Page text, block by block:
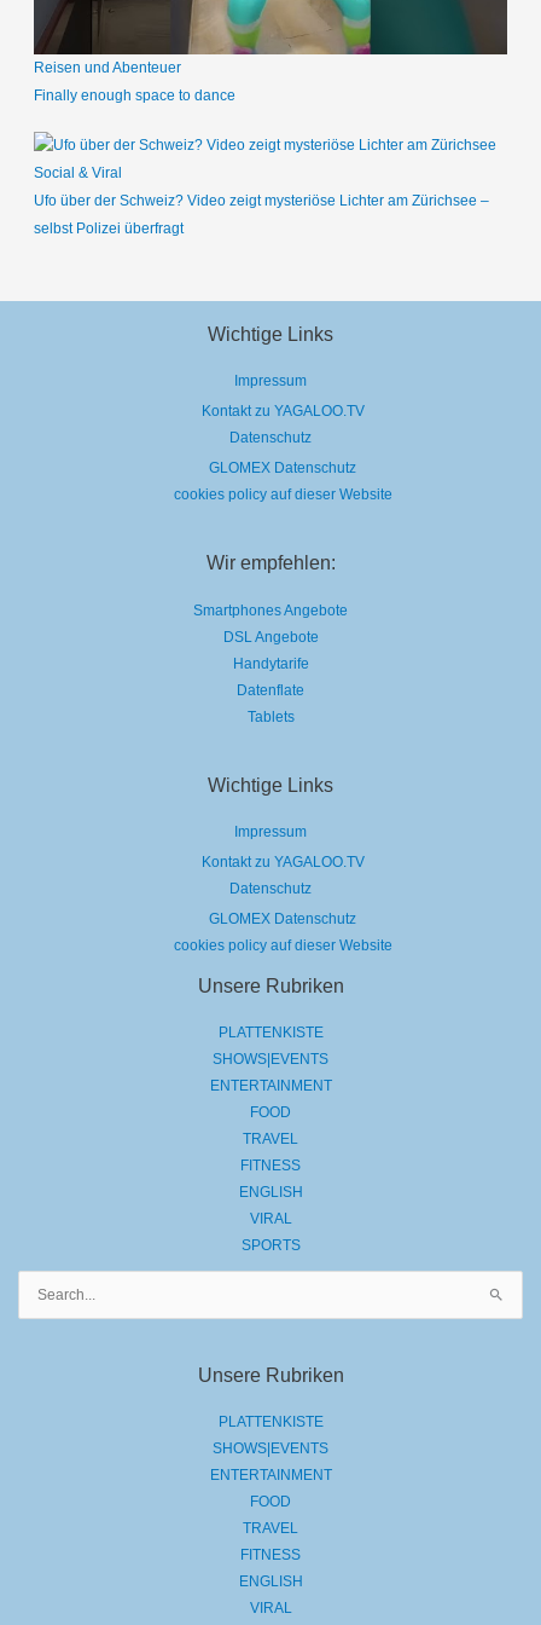
Reisen und Abenteuer
Finally enough space to dance
Social & Viral
Ufo über der Schweiz? Video zeigt mysteriöse Lichter am Zürichsee –
selbst Polizei überfragt
Wichtige Links
Impressum
Kontakt zu YAGALOO.TV
Datenschutz
GLOMEX Datenschutz
cookies policy auf dieser Website
Wir empfehlen:
Smartphones Angebote
DSL Angebote
Handytarife
Datenflate
Tablets
Wichtige Links
Impressum
Kontakt zu YAGALOO.TV
Datenschutz
GLOMEX Datenschutz
cookies policy auf dieser Website
Unsere Rubriken
PLATTENKISTE
SHOWS|EVENTS
ENTERTAINMENT
FOOD
TRAVEL
FITNESS
ENGLISH
VIRAL
SPORTS
Unsere Rubriken
PLATTENKISTE
SHOWS|EVENTS
ENTERTAINMENT
FOOD
TRAVEL
FITNESS
ENGLISH
VIRAL